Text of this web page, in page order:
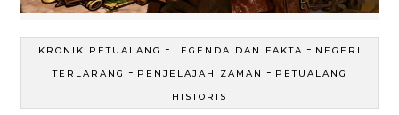
KRONIK PETUALANG - LEGENDA DAN FAKTA - NEGERI
TERLARANG
- PENJELAJAH ZAMAN - PETUALANG
HISTORIS